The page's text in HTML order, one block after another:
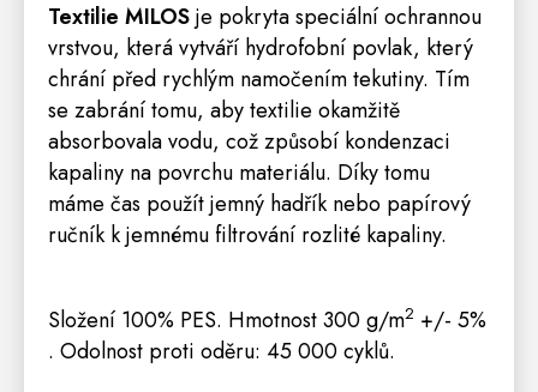
Textilie MILOSje pokryta speciální ochrannou
vrstvou, která vytváří hydrofobní povlak, který
chrání před rychlým namočením tekutiny. Tím
se zabrání tomu, aby textilie okamžitě
absorbovala vodu, což způsobí kondenzaci
kapaliny na povrchu materiálu. Díky tomu
máme čas použít jemný hadřík nebo papírový
ručník k jemnému filtrování rozlité kapaliny.
Složení 100% PES. Hmotnost 300 g/m2 +/- 5%
. Odolnost proti oděru: 45 000 cyklů.